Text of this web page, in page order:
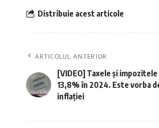
Distribuie acest articole
ARTICOLUL ANTERIOR
[VIDEO] Taxele și
13,8% în 2024. Este vorba
inflației